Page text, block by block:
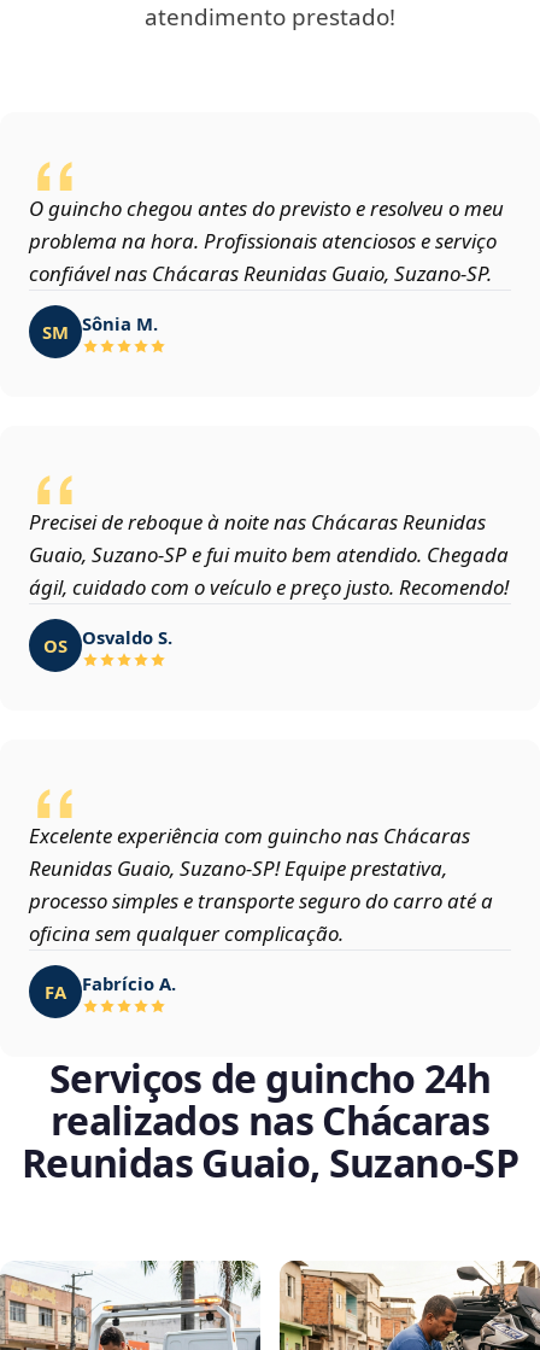
atendimento prestado!
O guincho chegou antes do previsto e resolveu o meu
problema na hora. Profissionais atenciosos e serviço
confiável nas Chácaras Reunidas Guaio, Suzano‑SP.
SM Sônia M.
Precisei de reboque à noite nas Chácaras Reunidas
Guaio, Suzano‑SP e fui muito bem atendido. Chegada
ágil, cuidado com o veículo e preço justo. Recomendo!
OS Osvaldo S.
Excelente experiência com guincho nas Chácaras
Reunidas Guaio, Suzano‑SP! Equipe prestativa,
processo simples e transporte seguro do carro até a
oficina sem qualquer complicação.
FA Fabrício A.
Serviços de guincho 24h
realizados nas Chácaras
Reunidas Guaio, Suzano‑SP